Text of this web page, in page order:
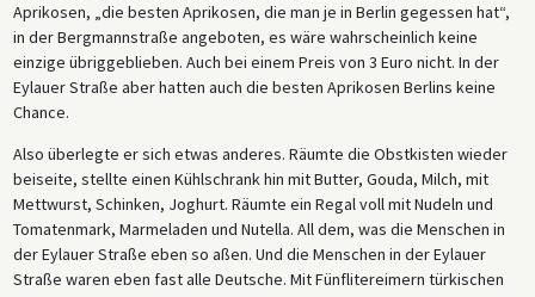
Aprikosen, „die besten Aprikosen, die man je in Berlin gegessen hat“,
in der Bergmannstraße angeboten, es wäre wahrscheinlich keine
einzige übriggeblieben. Auch bei einem Preis von 3 Euro nicht. In der
Eylauer Straße aber hatten auch die besten Aprikosen Berlins keine
Chance.
Also überlegte er sich etwas anderes. Räumte die Obstkisten wieder
beiseite, stellte einen Kühlschrank hin mit Butter, Gouda, Milch, mit
Mettwurst, Schinken, Joghurt. Räumte ein Regal voll mit Nudeln und
Tomatenmark, Marmeladen und Nutella. All dem, was die Menschen in
der Eylauer Straße eben so aßen. Und die Menschen in der Eylauer
Straße waren eben fast alle Deutsche. Mit Fünflitereimern türkischen